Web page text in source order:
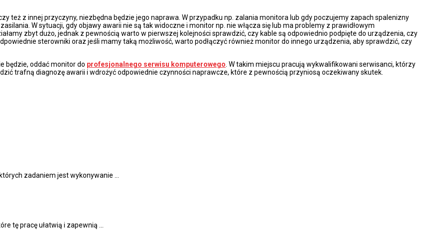
też z innej przyczyny, niezbędna będzie jego naprawa. W przypadku np. zalania monitora lub gdy poczujemy zapach spalenizny
W sytuacji, gdy objawy awarii nie są tak widoczne i monitor np. nie włącza się lub ma problemy z prawidłowym
zbyt dużo, jednak z pewnością warto w pierwszej kolejności sprawdzić, czy kable są odpowiednio podpięte do urządzenia, czy
sterowniki oraz jeśli mamy taką możliwość, warto podłączyć również monitor do innego urządzenia, aby sprawdzić, czy
będzie, oddać monitor do profesjonalnego serwisu komputerowego . W takim miejscu pracują wykwalifikowani serwisanci, którzy
trafną diagnozę awarii i wdrożyć odpowiednie czynności naprawcze, które z pewnością przyniosą oczekiwany skutek.
zadaniem jest wykonywanie …
tę pracę ułatwią i zapewnią …